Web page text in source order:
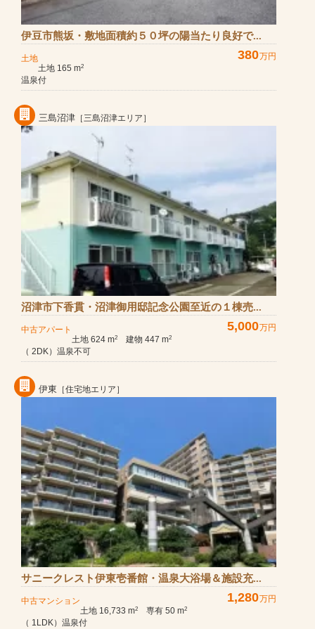
伊豆市熊坂・敷地面積約５０坪の陽当たり良好で...
土地 380万円
土地 165 m2
温泉付
三島沼津 ［三島沼津エリア］
沼津市下香貫・沼津御用邸記念公園至近の１棟売...
中古アパート 5,000万円
土地 624 m2 建物 447 m2
（ 2DK）温泉不可
伊東 ［住宅地エリア］
サニークレスト伊東壱番館・温泉大浴場＆施設充...
中古マンション 1,280万円
土地 16,733 m2 専有 50 m2
（ 1LDK）温泉付